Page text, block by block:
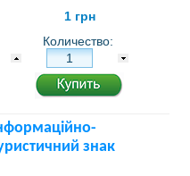
1 грн
Количество:
знак